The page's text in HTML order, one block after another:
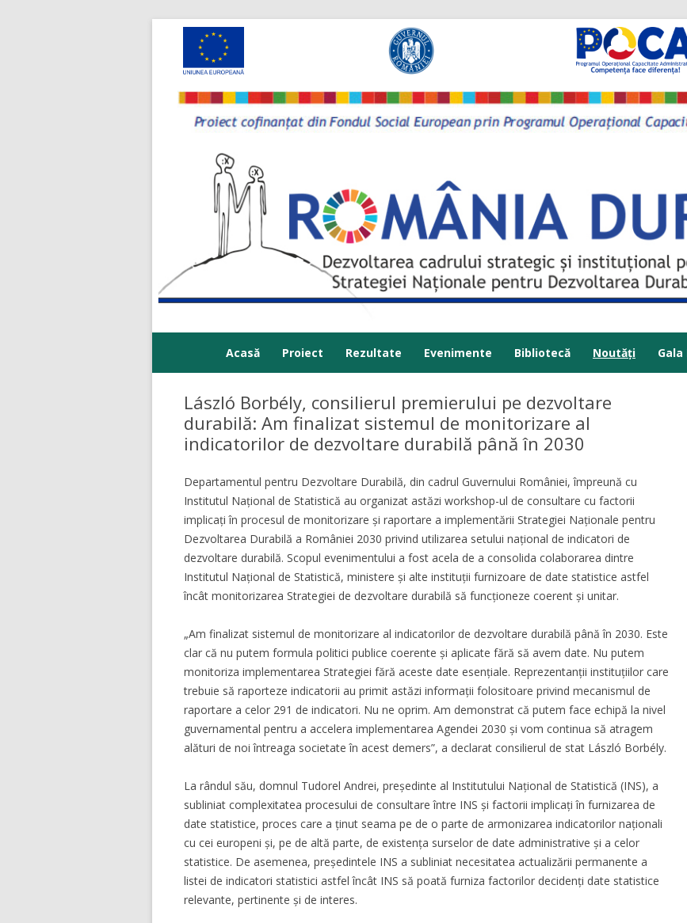
Sari la conținut
Acasă
Proiect Rezultate Evenimente Bibliotecă Noutăți
László Borbély, consilierul premierului pe dezvoltare
durabilă: Am finalizat sistemul de monitorizare al
indicatorilor de dezvoltare durabilă până în 2030
Departamentul pentru Dezvoltare Durabilă, din cadrul Guvernului României, împreună cu
Institutul Național de Statistică au organizat astăzi workshop-ul de consultare cu factorii
implicați în procesul de monitorizare și raportare a implementării Strategiei Naționale pentru
Dezvoltarea Durabilă a României 2030 privind utilizarea setului național de indicatori de
dezvoltare durabilă. Scopul evenimentului a fost acela de a consolida colaborarea dintre
Institutul Național de Statistică, ministere și alte instituții furnizoare de date statistice astfel
încât monitorizarea Strategiei de dezvoltare durabilă să funcționeze coerent și unitar.
„Am finalizat sistemul de monitorizare al indicatorilor de dezvoltare durabilă până în 2030. Este
clar că nu putem formula politici publice coerente și aplicate fără să avem date. Nu putem
monitoriza implementarea Strategiei fără aceste date esențiale. Reprezentanții instituțiilor care
trebuie să raporteze indicatorii au primit astăzi informații folositoare privind mecanismul de
raportare a celor 291 de indicatori. Nu ne oprim. Am demonstrat că putem face echipă la nivel
guvernamental pentru a accelera implementarea Agendei 2030 și vom continua să atragem
alături de noi întreaga societate în acest demers”, a declarat consilierul de stat László Borbély.
La rândul său, domnul Tudorel Andrei, președinte al Institutului Național de Statistică (INS), a
subliniat complexitatea procesului de consultare între INS şi factorii implicați în furnizarea de
date statistice, proces care a ținut seama pe de o parte de armonizarea indicatorilor naționali
cu cei europeni și, pe de altă parte, de existența surselor de date administrative și a celor
statistice. De asemenea, preşedintele INS a subliniat necesitatea actualizării permanente a
listei de indicatori statistici astfel încât INS să poată furniza factorilor decidenți date statistice
relevante, pertinente și de interes.